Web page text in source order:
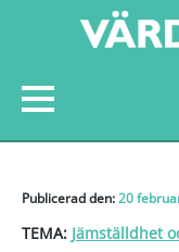
Publicerad den:20
TEMA: Jämställdhet